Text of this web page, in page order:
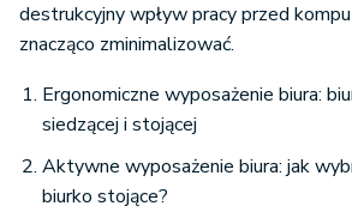
destrukcyjny wpływ pracy przed
znacząco zminimalizować.
Ergonomiczne wyposażenie biura:
siedzącej i stojącej
Aktywne wyposażenie biura: jak
biurko stojące?